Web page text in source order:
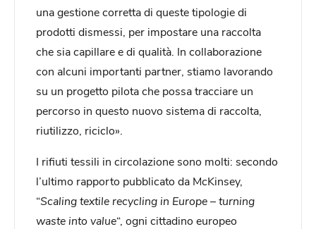
una gestione corretta di queste tipologie di
prodotti dismessi, per impostare una raccolta
che sia capillare e di qualità. In collaborazione
con alcuni importanti partner, stiamo lavorando
su un progetto pilota che possa tracciare un
percorso in questo nuovo sistema di raccolta,
riutilizzo, riciclo».
I rifiuti tessili in circolazione sono molti: secondo
l’ultimo rapporto pubblicato da McKinsey,
“Scaling textile recycling in Europe – turning
waste into value“, ogni cittadino europeo